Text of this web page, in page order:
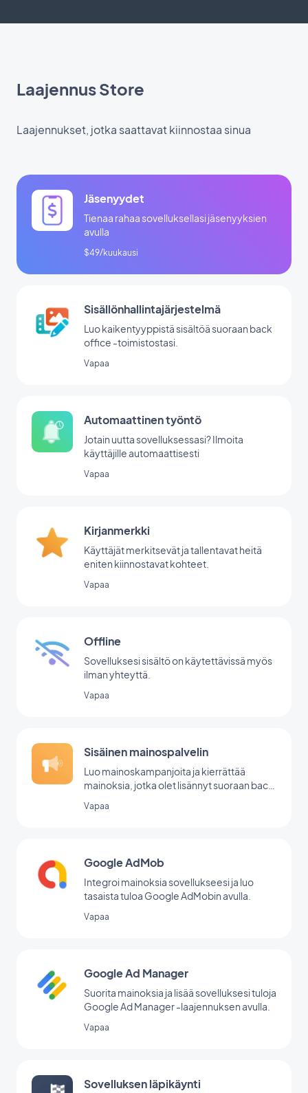
Laajennus Store
Laajennukset, jotka saattavat kiinnostaa sinua
Jäsenyydet
Tienaa rahaa sovelluksellasi jäsenyyksien
avulla
$49/kuukausi
Sisällönhallintajärjestelmä
Luo kaikentyyppistä sisältöä suoraan back
office -toimistostasi.
Vapaa
Automaattinen työntö
Jotain uutta sovelluksessasi? Ilmoita
käyttäjille automaattisesti
Vapaa
Kirjanmerkki
Käyttäjät merkitsevät ja tallentavat heitä
eniten kiinnostavat kohteet.
Vapaa
Offline
Sovelluksesi sisältö on käytettävissä myös
ilman yhteyttä.
Vapaa
Sisäinen mainospalvelin
Luo mainoskampanjoita ja kierrättää
mainoksia, jotka olet lisännyt suoraan back
Vapaa
Google AdMob
Integroi mainoksia sovellukseesi ja luo
tasaista tuloa Google AdMobin avulla.
Vapaa
Google Ad Manager
Suorita mainoksia ja lisää sovelluksesi tuloja
Google Ad Manager -laajennuksen avulla.
Vapaa
Sovelluksen läpikäynti